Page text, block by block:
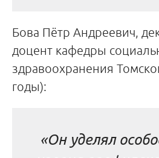
Бова Пётр Андреевич,
доцент кафедры
здравоохранения
годы):
«Он уделял